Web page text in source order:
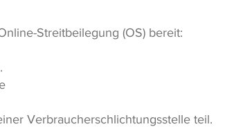
Streitbeilegung (OS) bereit:
Verbraucherschlichtungsstelle teil.